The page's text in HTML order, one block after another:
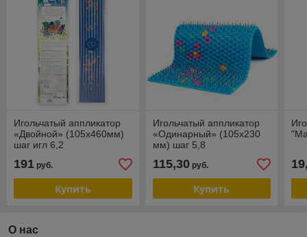
Игольчатый аппликатор
«Двойной» (105х460мм)
шаг игл 6,2
грудной отдел, поясница)
191 руб.
Купить
Игольчатый аппликатор
«Одинарный» (105х230
мм) шаг 5,8
грудной отдел, поясница)
115,30руб.
Купить
О нас